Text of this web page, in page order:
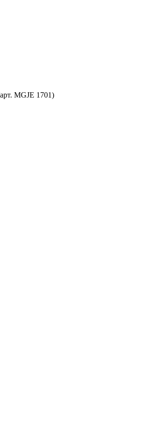
MGJE 1701)